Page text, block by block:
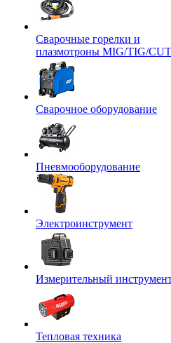
Сварочные горелки и
плазмотроны MIG/TIG/CUT
Сварочное оборудование
Пневмооборудование
Электроинструмент
Измерительный
Тепловая техника